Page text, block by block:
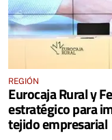
REGIÓN
Eurocaja Rural y
estratégico para
tejido empresarial